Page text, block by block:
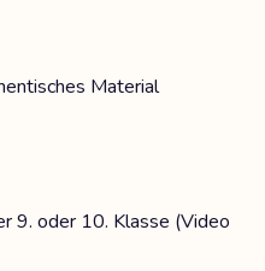
Material
9. oder 10. Klasse (Video